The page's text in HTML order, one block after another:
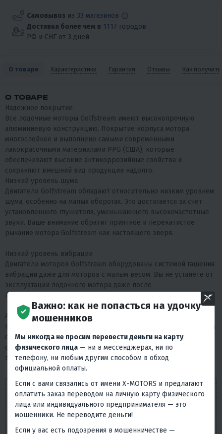
Самовывоз из 33 магазинов
Доставка более чем в 1117 городов
РФ и СНГ от 3 дней
О товаре Характеристики Гарантия Отзывы Как получить
О ТОВАРЕ
Надежное покрытие
Все лодочные моторы Golfstream имеют высокопрочную
алюминиевую конструкцию. Покрытие корпуса мотора
многослойное и выполнено самыми современными
лакокрасочными материалами PPG (США), которые
обеспечивают высокие антикоррозийные свойства и
сохраняют внешний вид продукции надолго.
Низкий уровень шума
Двигатели Golfstream обладают относительно низким уровнем
шума, особенно на малых оборотах. Это достигается за счет
установленного глушителя, уменьшающего высокочастотные
звуки. Ваше внимание обратит приятное и перекатистое
рычание мотора Golfstream как настоящего зверя.
Низкий уровень вибрации
Двигатели моторов Golfstream оборудованы системой гашения
вибрации даже для моторов с малым весом. Вы не устанете от
эксплуатации лодочного мотора даже после
продолжительного времени работы двигателя.
Адаптация для российских особенностей эксплуатации
Карбюратор двигателя лодочных моторов Golfstream настроен
с учетом свойств российского топлива. Крыльчатка, ручной
стартер изготавливаются из материала с большим запасом
прочности.
Внешний вид товара, его комплектация и
характеристики могут изменяться производителем без
предварительных уведомлений. Описание носит
справочно-ознакомительный характер и не может
служить основанием для претензий. Вся представленная
Важно: как не попасться на удочку
мошенников
Мы никогда не просим перевести деньги на карту
физического лица — ни в мессенджерах, ни по
телефону, ни любым другим способом в обход
официальной оплаты.
Если с вами связались от имени X-MOTORS и предлагают
оплатить заказ переводом на личную карту физического
лица или индивидуального предпринимателя — это
мошенники. Не переводите деньги!
Если у вас есть подозрения в мошенничестве —